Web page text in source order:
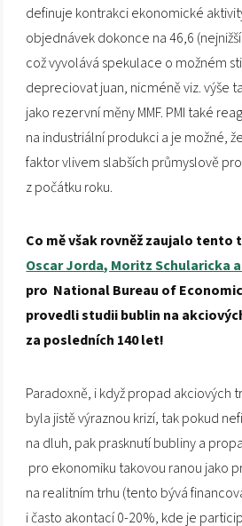
definuje kontrakci ekonomické
objednávek dokonce na 46,6
což vyvolává spekulace o možném
depreciovat juan, nicméně viz. výše
jako rezervní měny MMF. PMI také
na industriální produkci a je možné,
faktor vlivem slabších průmyslově
z počátku roku.
Co mě však rovněž zaujalo tento
Oscar Jorda, Moritz Schularicka
pro National Bureau of
provedli studii bublin na
za posledních 140 let!
Paradoxně, i když propad akciových
byla jistě výraznou krizí, tak pokud
na dluh, pak prasknutí bubliny a
pro ekonomiku takovou ranou jako
na realitním trhu (tento bývá
i často akontací 0-20%, kde je